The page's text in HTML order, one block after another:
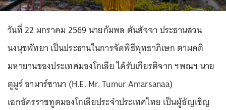
วันที่ 22 มกราคม 2569 นายกัมพล ตันสัจจา ประธานสวน
นงนุชพัทยา เป็นประธานในการจัดพิธีพุทธาภิเษก ตามคติ
มหายานของประเทศมองโกเลีย ได้รับเกียรติจาก ฯพณฯ นาย
ตูมูร์ อามาร์ซานา (H.E. Mr. Tumur Amarsanaa)
เอกอัครราชทูตมองโกเลียประจำประเทศไทย เป็นผู้อัญเชิญ